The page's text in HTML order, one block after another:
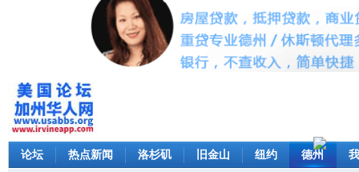
论坛 热点新闻 洛杉矶 旧金山 纽约 德州